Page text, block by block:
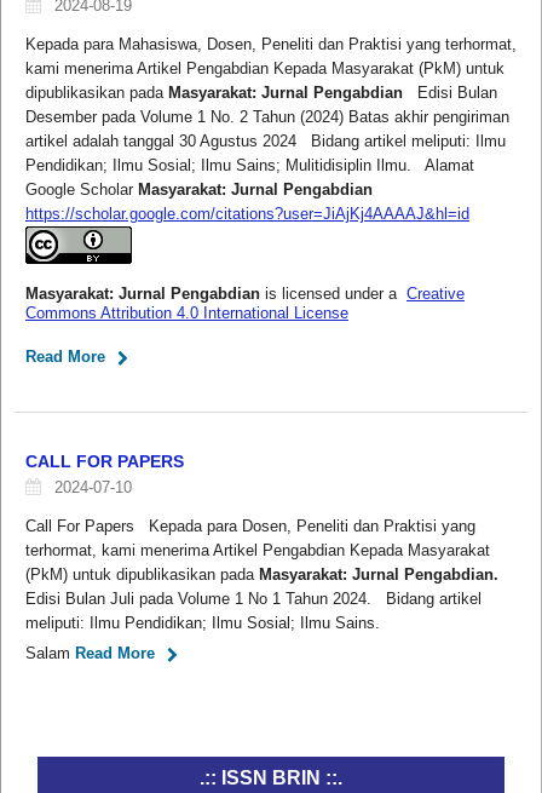
2024-08-19
Kepada para Mahasiswa, Dosen, Peneliti dan Praktisi yang terhormat,
kami menerima Artikel Pengabdian Kepada Masyarakat (PkM) untuk
dipublikasikan pada Masyarakat: Jurnal PengabdianEdisi Bulan
Desember pada Volume 1 No. 2 Tahun (2024) Batas akhir pengiriman
artikel adalah tanggal 30 Agustus 2024 Bidang artikel meliputi: Ilmu
Pendidikan; Ilmu Sosial; Ilmu Sains; Mulitidisiplin Ilmu. Alamat
Google Scholar Masyarakat: Jurnal Pengabdian
https://scholar.google.com/citations?user=JiAjKj4AAAAJ&hl=id
Masyarakat: Jurnal Pengabdianis licensed under a Creative
Commons Attribution 4.0 International License
Read More
CALL FOR PAPERS
2024-07-10
Call For Papers Kepada para Dosen, Peneliti dan Praktisi yang
terhormat, kami menerima Artikel Pengabdian Kepada Masyarakat
(PkM) untuk dipublikasikan pada Masyarakat: Jurnal Pengabdian.
Edisi Bulan Juli pada Volume 1 No 1 Tahun 2024. Bidang artikel
meliputi: Ilmu Pendidikan; Ilmu Sosial; Ilmu Sains.
Salam Read More
.:: ISSN BRIN ::.